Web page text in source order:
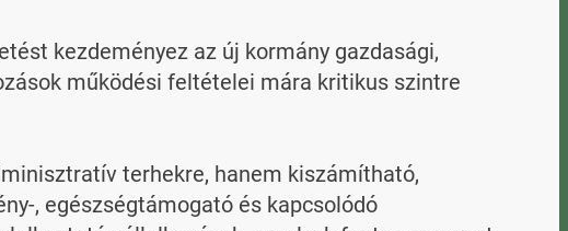
kezdeményez az új kormány gazdasági,
működési feltételei mára kritikus szintre
terhekre, hanem kiszámítható,
, egészségtámogató és kapcsolódó